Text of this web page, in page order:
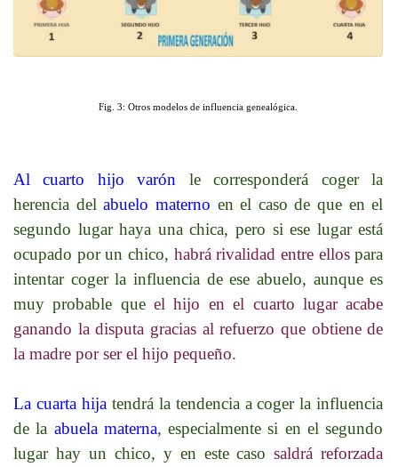
Fig. 3: Otros modelos de influencia genealógica.
Al cuarto hijo varón le corresponderá coger la
herencia delabuelo materno en el caso de que en el
segundo lugar haya una chica, pero si ese lugar está
ocupado por un chico, habrá rivalidad entre ellospara
intentar coger la influencia de ese abuelo, aunque es
muy probable queel hijo en el cuarto lugar acabe
ganando la disputa gracias al refuerzo que obtiene de
la madre por ser el hijo pequeño.
La cuarta hija tendrá la tendencia a coger la influencia
de la abuela materna, especialmente si en el segundo
lugar hay un chico, y en este casosaldrá reforzada